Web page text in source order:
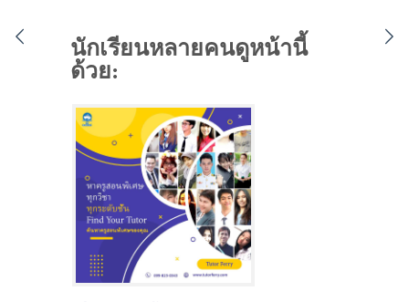
นักเรียนหลายคนดูหน้านี้
ด้วย: